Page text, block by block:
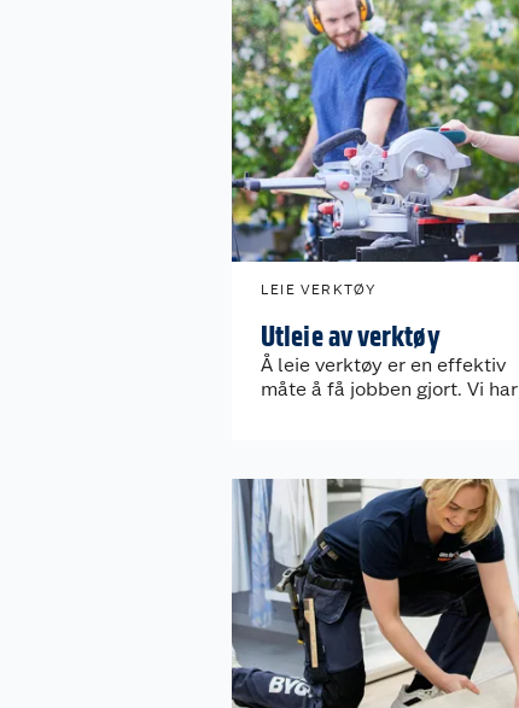
LEIE VERKTØY
Utleie av verktøy
Å leie verktøy er en effektiv
måte å få jobben gjort. Vi har